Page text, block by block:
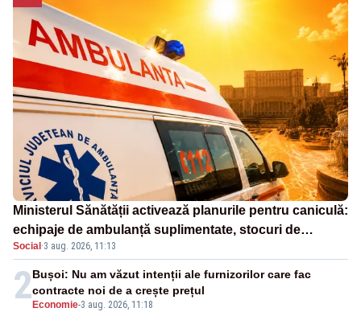
Ministerul Sănătății activează planurile pentru caniculă:
echipaje de ambulanță suplimentate, stocuri de
medicamente verificate și puncte de apă în spațiile
publice
Social ·3 aug. 2026, 11:13
2 Economie-3 aug. 2026, 11:18
Bușoi: Nu am văzut intenții ale furnizorilor care fac
contracte noi de a crește prețul